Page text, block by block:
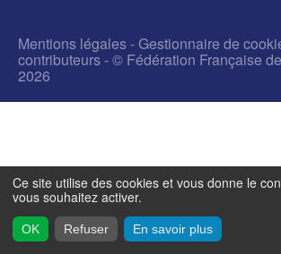
Mentions légales-Gestionnaire de
contributeurs- © Fédération Française
2026
Ce site utilise des cookies et vous donne le
vous souhaitez activer.
OK Refuser En savoir plus